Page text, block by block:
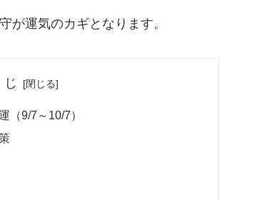
が運気のカギとなります。
じ
（9/7～10/7）